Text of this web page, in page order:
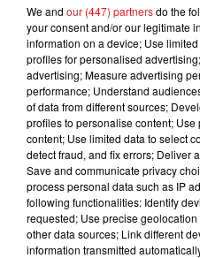
En direct
Mauquenchy (R4) :
Les notes du
FILS D'ACTUS
We and our (447) partnersdo the
your consent and/or our legitimate
information on a device; Use
profiles for personalised
advertising; Measure advertising
performance; Understand
of data from different sources;
profiles to personalise content;
content; Use limited data to select
detect fraud, and fix errors; Deliver
Save and communicate privacy
process personal data such as IP
following functionalities: Identify
requested; Use precise
other data sources; Link different
information transmitted